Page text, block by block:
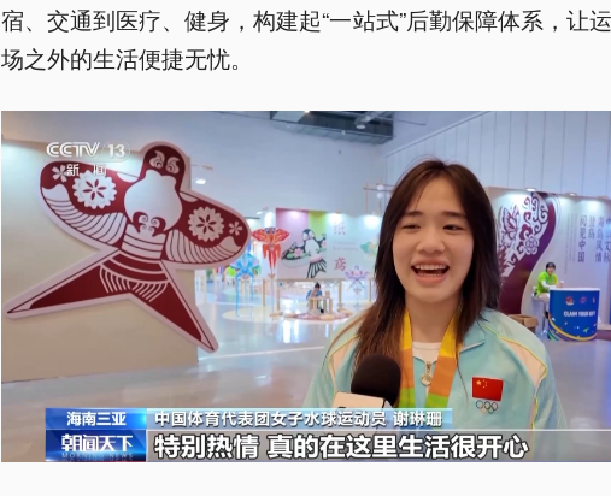
宿、交通到医疗、健身，构建起“一站式”后勤保障体系，让
场之外的生活便捷无忧。